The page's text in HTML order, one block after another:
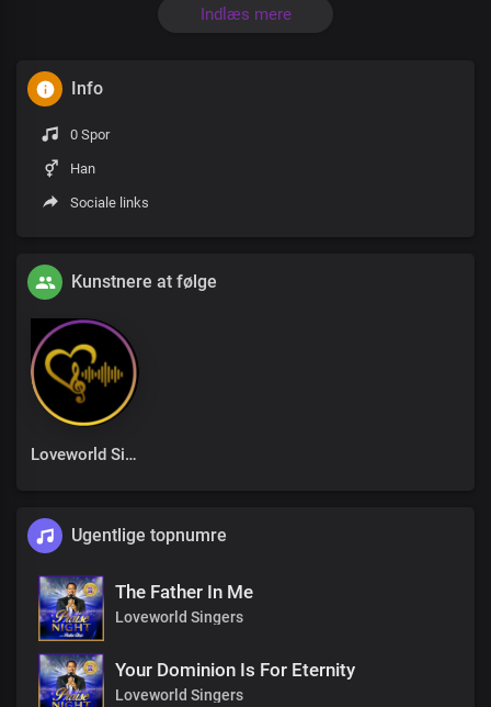
Indlæs mere
Info
0 Spor
Han
Sociale links
Kunstnere at følge
Loveworld Singers
Ugentlige topnumre
The Father In Me
Loveworld Singers
Your Dominion Is For Eternity
Loveworld Singers